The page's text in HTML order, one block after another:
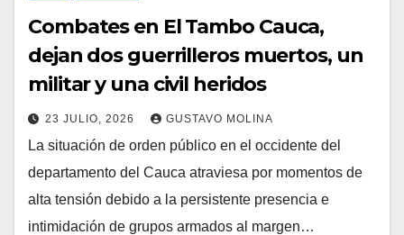
Combates en El Tambo Cauca,
dejan dos guerrilleros muertos, un
militar y una civil heridos
23 JULIO, 2026 GUSTAVO MOLINA
La situación de orden público en el occidente del
departamento del Cauca atraviesa por momentos de
alta tensión debido a la persistente presencia e
intimidación de grupos armados al margen…